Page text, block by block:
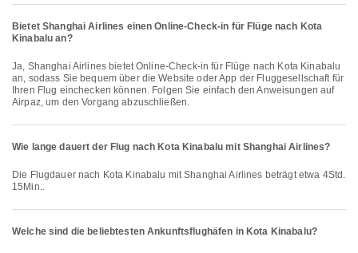
Bietet Shanghai Airlines einen Online-Check-in für Flüge nach Kota
Kinabalu an?
Ja, Shanghai Airlines bietet Online-Check-in für Flüge nach Kota Kinabalu
an, sodass Sie bequem über die Website oder App der Fluggesellschaft für
Ihren Flug einchecken können. Folgen Sie einfach den Anweisungen auf
Airpaz, um den Vorgang abzuschließen.
Wie lange dauert der Flug nach Kota Kinabalu mit Shanghai Airlines?
Die Flugdauer nach Kota Kinabalu mit Shanghai Airlines beträgt etwa 4Std.
15Min..
Welche sind die beliebtesten Ankunftsflughäfen in Kota Kinabalu?